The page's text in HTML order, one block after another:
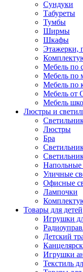
Сундуки
Табуреты
Тумбы
Ширмы
Шкафы
Этажерки,
Мебель по
Мебель по
Мебель по
Мебель от
Мебель
Люстры и
Люстры
Бра
Уличные
Офисные
Лампочки
Товары для детей
Игрушки
Детский
Игрушки
Текстиль